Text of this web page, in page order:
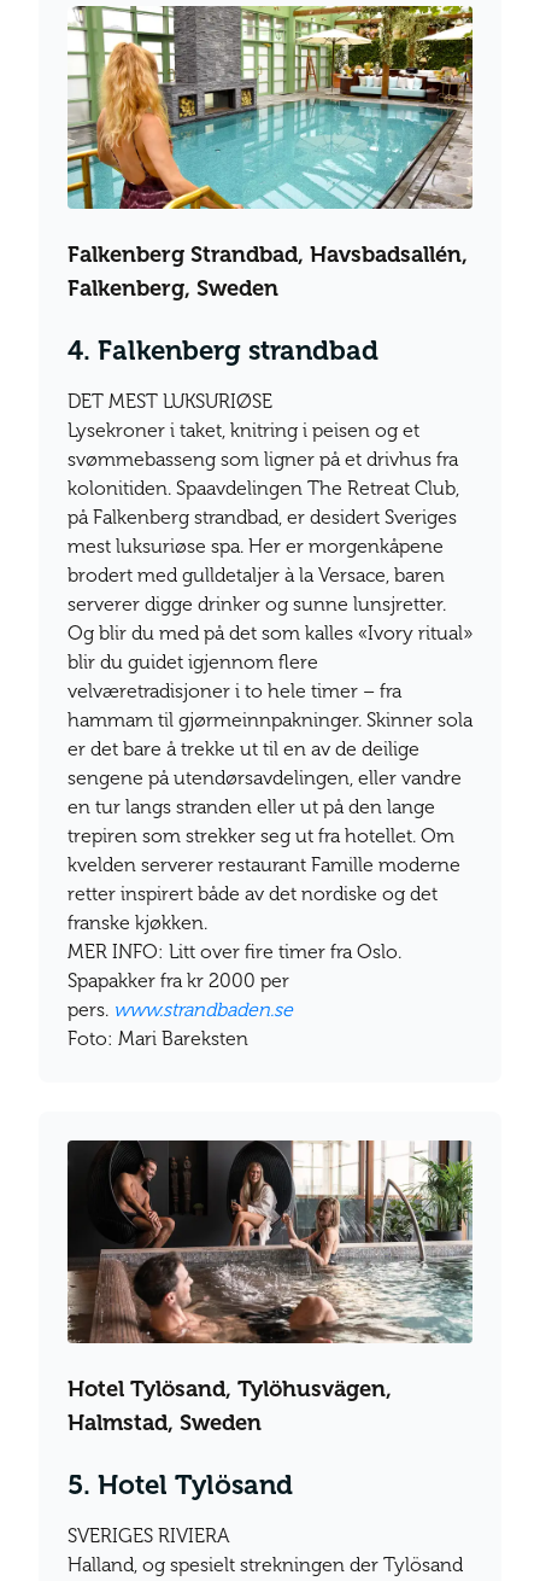
Falkenberg Strandbad, Havsbadsallén,
Falkenberg, Sweden
4. Falkenberg strandbad
DET MEST LUKSURIØSE
Lysekroner i taket, knitring i peisen og et
svømmebasseng som ligner på et drivhus fra
kolonitiden. Spaavdelingen The Retreat Club,
på Falkenberg strandbad, er desidert Sveriges
mest luksuriøse spa. Her er morgenkåpene
brodert med gulldetaljer à la Versace, baren
serverer digge drinker og sunne lunsjretter.
Og blir du med på det som kalles «Ivory ritual»
blir du guidet igjennom flere
velværetradisjoner i to hele timer – fra
hammam til gjørmeinnpakninger. Skinner sola
er det bare å trekke ut til en av de deilige
sengene på utendørsavdelingen, eller vandre
en tur langs stranden eller ut på den lange
trepiren som strekker seg ut fra hotellet. Om
kvelden serverer restaurant Famille moderne
retter inspirert både av det nordiske og det
franske kjøkken.
MER INFO: Litt over fire timer fra Oslo.
Spapakker fra kr 2000 per
pers. www.strandbaden.se
Foto: Mari Bareksten
Hotel Tylösand, Tylöhusvägen,
Halmstad, Sweden
5. Hotel Tylösand
SVERIGES RIVIERA
Halland, og spesielt strekningen der Tylösand